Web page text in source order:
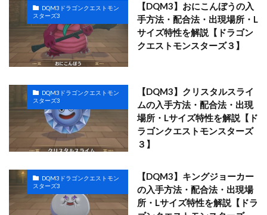
DQM3ドラゴンクエストモン
スターズ3
【DQM3】おにこんぼうの入
手方法・配合法・出現場所・L
サイズ特性を解説【ドラゴン
クエストモンスターズ３】
DQM3ドラゴンクエストモン
スターズ3
【DQM3】クリスタルスライ
ムの入手方法・配合法・出現
場所・Lサイズ特性を解説【ド
ラゴンクエストモンスターズ
３】
DQM3ドラゴンクエストモン
スターズ3
【DQM3】キングジョーカー
の入手方法・配合法・出現場
所・Lサイズ特性を解説【ドラ